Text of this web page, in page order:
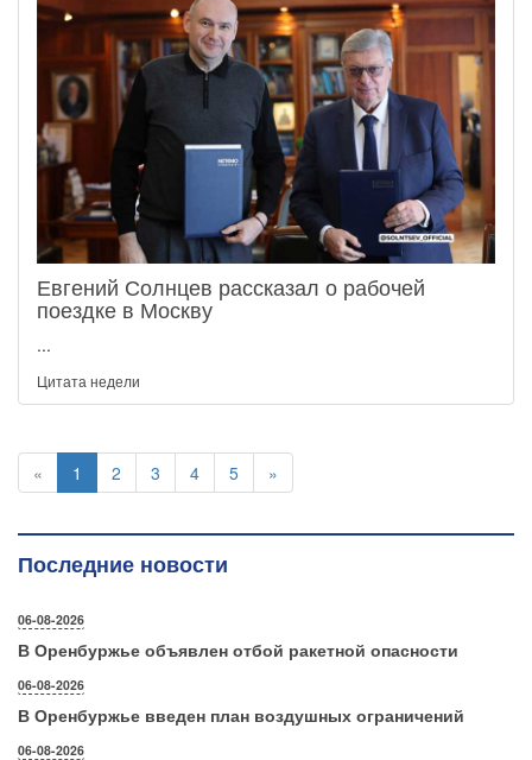
Евгений Солнцев рассказал о рабочей
поездке в Москву
...
Цитата недели
« 1 2 3 4 5 »
Последние новости
06-08-2026
В Оренбуржье объявлен отбой ракетной опасности
06-08-2026
В Оренбуржье введен план воздушных ограничений
06-08-2026